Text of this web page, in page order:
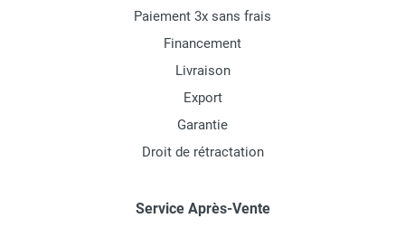
Paiement 3x sans frais
Financement
Livraison
Export
Garantie
Droit de rétractation
Service Après-Vente